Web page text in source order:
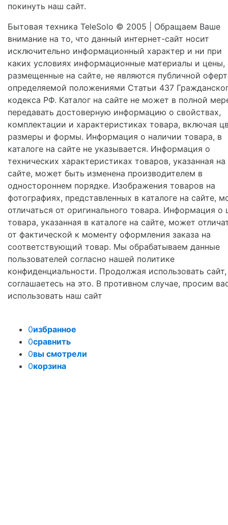
покинуть наш сайт.
Бытовая техника TeleSolo © 2005 | Обращаем Ваше
внимание на то, что данный интернет-сайт носит
исключительно информационный характер и ни при
каких условиях информационные материалы и цены,
размещенные на сайте, не являются публичной
определяемой положениями Статьи 437
кодекса РФ. Каталог на сайте не может в полной
передавать достоверную информацию о свойствах,
комплектации и характеристиках товара, включая
размеры и формы. Информация о наличии товара, в
каталоге на сайте не указывается. Информация о
технических характеристиках товаров, указанная на
сайте, может быть изменена производителем в
одностороннем порядке. Изображения товаров на
фотографиях, представленных в каталоге на сайте,
отличаться от оригинального товара. Информация о
товара, указанная в каталоге на сайте, может
от фактической к моменту оформления заказа на
соответствующий товар. Мы обрабатываем данные
пользователей согласно нашей политике
конфиденциальности. Продолжая использовать
соглашаетесь на это. В противном случае, просим
использовать наш сайт
0избранное
0сравнить
0вы смотрели
0корзина